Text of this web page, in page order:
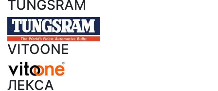
TUNGSRAM
VITOONE
ЛЕКСА